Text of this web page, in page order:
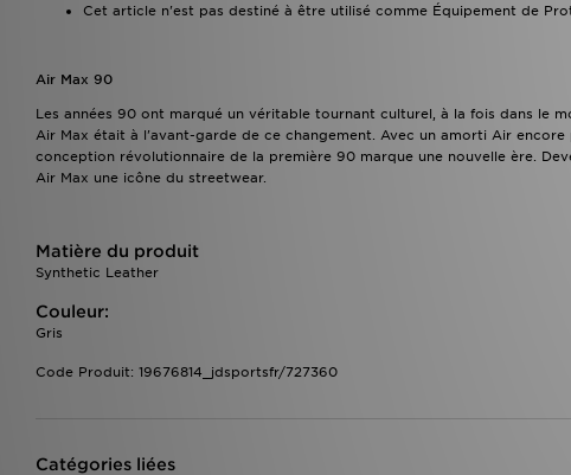
Cet article n'est pas destiné à être utilisé comme Équipement de
Air Max 90
Les années 90 ont marqué un véritable tournant culturel, à la fois dans le
Air Max était à l'avant-garde de ce changement. Avec un amorti Air
conception révolutionnaire de la première 90 marque une nouvelle ère.
Air Max une icône du streetwear.
Matière du produit
Synthetic Leather
Couleur:
Gris
Code Produit: 19676814_jdsportsfr/727360
Catégories liées